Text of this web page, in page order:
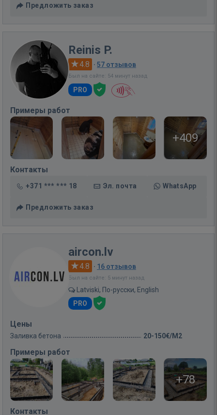
Предложить заказ
Reinis P.
4.8 · 57 отзывов
Был на сайте: 54 минут назад
PRO
Примеры работ
+409
Контакты
+371 *** *** 18 Эл. почта WhatsApp
Предложить заказ
aircon.lv
4.8 · 16 отзывов
Был на сайте: 5 минут назад
Latviski, По-русски, English
PRO
Цены
Заливка бетона 20-150€/M2
Примеры работ
+78
Контакты